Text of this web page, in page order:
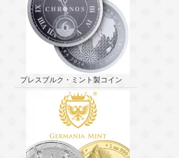
プレスブルク・ミント製コイン